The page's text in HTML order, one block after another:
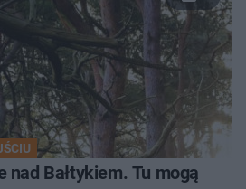
nad Bałtykiem. Tu mogą